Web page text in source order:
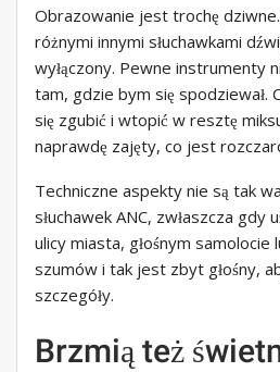
Obrazowanie jest trochę
różnymi innymi słuchawkami
wyłączony. Pewne instrumenty
tam, gdzie bym się spodziewał.
się zgubić i wtopić w resztę
naprawdę zajęty, co jest
Techniczne aspekty nie są tak
słuchawek ANC, zwłaszcza gdy
ulicy miasta, głośnym samolocie
szumów i tak jest zbyt głośny,
szczegóły.
Brzmią też